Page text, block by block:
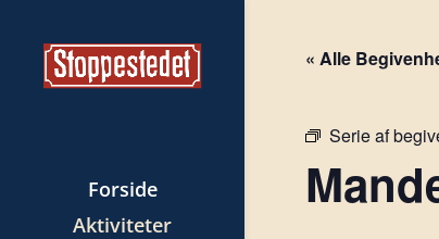
Forside
Aktiviteter
« Alle
Serie af